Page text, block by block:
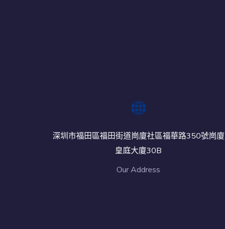
深圳市福田區福田街道崗廈社區福華路350號崗廈
皇庭大廈30B
Our Address